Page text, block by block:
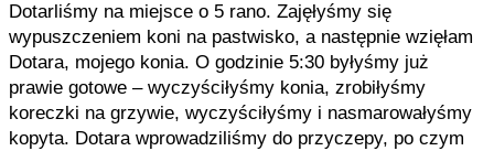
Dotarliśmy na miejsce o 5 rano. Zajęłyśmy się
wypuszczeniem koni na pastwisko, a następnie wzięłam
Dotara, mojego konia. O godzinie 5:30 byłyśmy już
prawie gotowe – wyczyściłyśmy konia, zrobiłyśmy
koreczki na grzywie, wyczyściłyśmy i nasmarowałyśmy
kopyta. Dotara wprowadziliśmy do przyczepy, po czym